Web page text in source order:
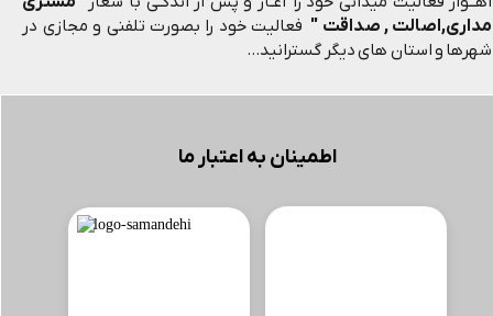
مداری,اصالت , صداقت " فعالیت خود را بصورت تلفنی و مجازی در
شهرها و استان های دیگر گسترانید...
اطمینان به اعتبار ما